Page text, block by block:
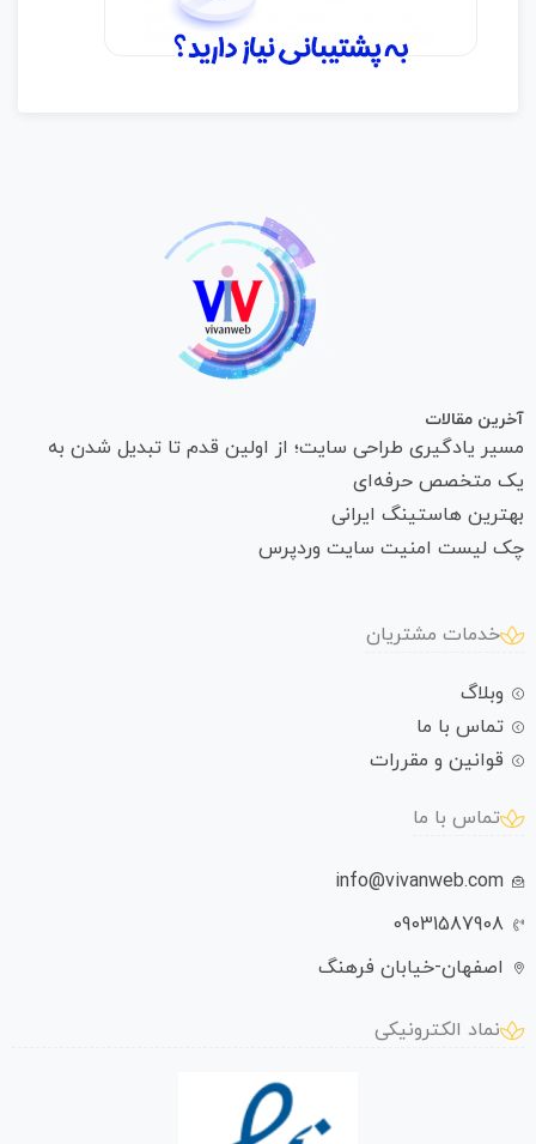
آخرین مقالات
مسیر یادگیری طراحی سایت؛ از اولین قدم تا تبدیل شدن به
یک متخصص حرفه‌ای
بهترین هاستینگ ایرانی
چک لیست امنیت سایت وردپرس
خدمات مشتریان
وبلاگ
تماس با ما
قوانین و مقررات
تماس با ما
info@vivanweb.com
09031587908
اصفهان-خیابان فرهنگ
نماد الکترونیکی